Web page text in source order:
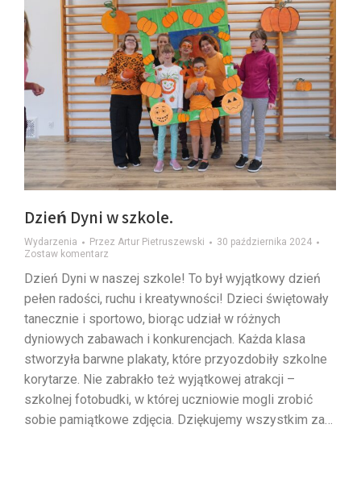
Dzień Dyni w szkole.
Wydarzenia Przez Artur Pietruszewski
30 października 2024
Zostaw komentarz
Dzień Dyni w naszej szkole! To był wyjątkowy dzień
pełen radości, ruchu i kreatywności! Dzieci świętowały
tanecznie i sportowo, biorąc udział w różnych
dyniowych zabawach i konkurencjach. Każda klasa
stworzyła barwne plakaty, które przyozdobiły szkolne
korytarze. Nie zabrakło też wyjątkowej atrakcji –
szkolnej fotobudki, w której uczniowie mogli zrobić
sobie pamiątkowe zdjęcia. Dziękujemy wszystkim za…